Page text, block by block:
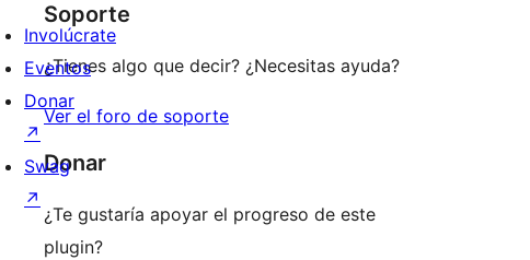
Soporte
¿Tienes algo que decir? ¿Necesitas ayuda?
Ver el foro de soporte
Donar
¿Te gustaría apoyar el progreso de este
plugin?
Involúcrate
Eventos
Donar
↗
Swag
↗